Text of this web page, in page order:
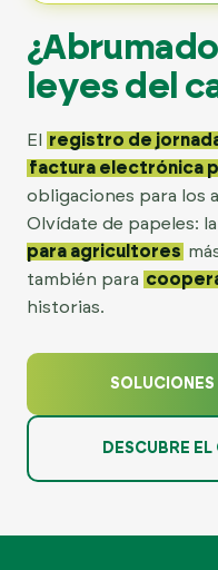
leyes del
El registro de
factura electrónica
obligaciones para los
Olvídate de papeles: la
para agricultores
también para
historias.
SOLUCIONES
DESCUBRE